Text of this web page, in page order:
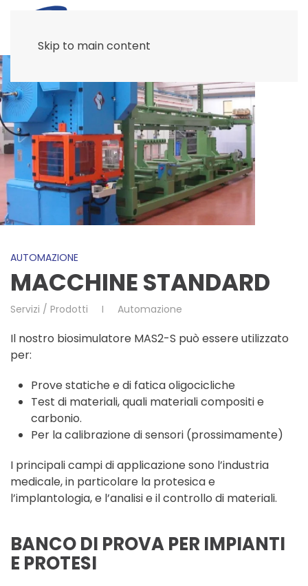
Skip to main content
AUTOMAZIONE
MACCHINE STANDARD
Servizi / Prodotti Automazione
Il nostro biosimulatore MAS2-S può essere utilizzato
per:
Prove statiche e di fatica oligocicliche
Test di materiali, quali materiali compositi e
carbonio.
Per la calibrazione di sensori (prossimamente)
I principali campi di applicazione sono l’industria
medicale, in particolare la protesica e
l’implantologia, e l’analisi e il controllo di materiali.
BANCO DI PROVA PER IMPIANTI
E PROTESI